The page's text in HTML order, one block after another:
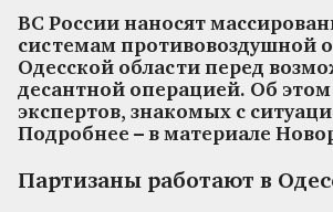
ВС России наносят
системам противовоздушной
Одесской области перед
десантной операцией. Об
экспертов, знакомых с
Подробнее – в материале
Партизаны работают в